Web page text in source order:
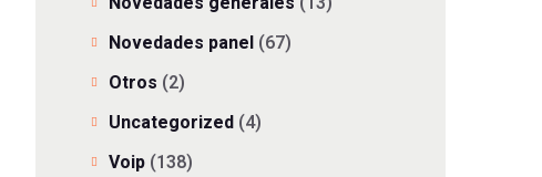
Novedades panel (67)
Otros (2)
Uncategorized (4)
Voip (138)